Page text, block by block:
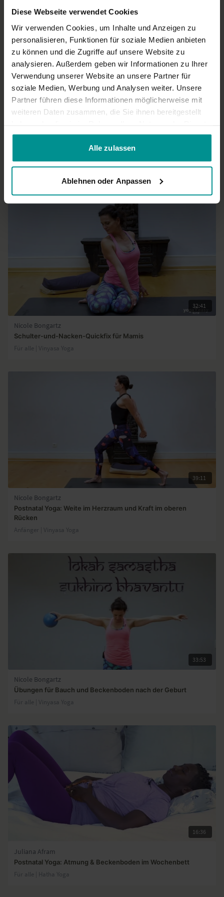
Diese Webseite verwendet Cookies
Wir verwenden Cookies, um Inhalte und Anzeigen zu
personalisieren, Funktionen für soziale Medien anbieten
zu können und die Zugriffe auf unsere Website zu
analysieren. Außerdem geben wir Informationen zu Ihrer
Verwendung unserer Website an unsere Partner für
soziale Medien, Werbung und Analysen weiter. Unsere
Partner führen diese Informationen möglicherweise mit
weiteren Daten zusammen, die Sie ihnen bereitgestellt
gesammelt haben.
Alle zulassen
Ablehnen oder Anpassen
Mimi Januar 16, 2022
Nicole hat die Praxis gut angeleitet, so dass ich auch mit
geschlossenen Augen gut mitmachen konnte. Insgesamt eine
sehr angenehme Praxis , die mir gut getan hat.
0
Julia Oktober 02, 2021
❤️
0
Ähnliche Videos
32:41
Nicole Bongartz
Schulter-und-Nacken-Quickfix für Mamis
Für alle | Vinyasa Yoga
39:11
Nicole Bongartz
Postnatal Yoga: Weite im Herzraum und Kraft im oberen
Rücken
Anfänger | Vinyasa Yoga
33:53
Nicole Bongartz
Übungen für Bauch und Beckenboden nach der Geburt
Für alle | Vinyasa Yoga
16:36
Juliana Afram
Postnatal Yoga: Atmung & Beckenboden im Wochenbett
Für alle | Hatha Yoga